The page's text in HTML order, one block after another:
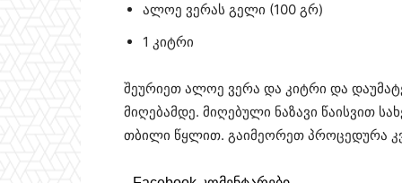
ალოე ვერას გელი (100 გრ)
1 კიტრი
შეურიეთ ალოე ვერა და კიტრი და
მიღებამდე. მიღებული ნაზავი წაისვით
თბილი წყლით. გაიმეორეთ პროცედურა